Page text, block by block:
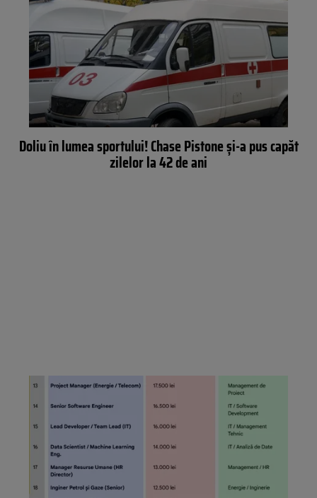
Doliu în lumea sportului! Chase Pistone și-a pus capăt
zilelor la 42 de ani